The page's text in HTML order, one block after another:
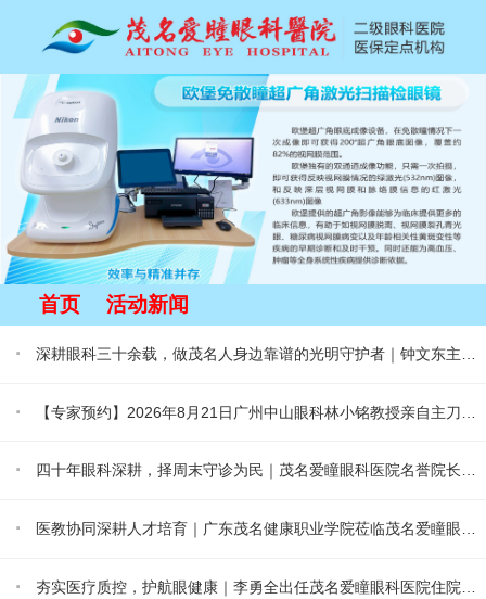
首页 活动新闻
·
·
· 四十年眼科深耕，择周末守诊为民｜茂名爱瞳眼科医院名誉院长高慕洁：大医风范，始于体恤人心
·
·